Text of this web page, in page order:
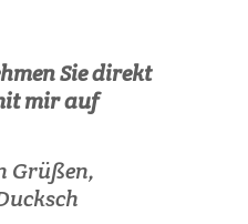
Sie direkt
mir auf
Grüßen,